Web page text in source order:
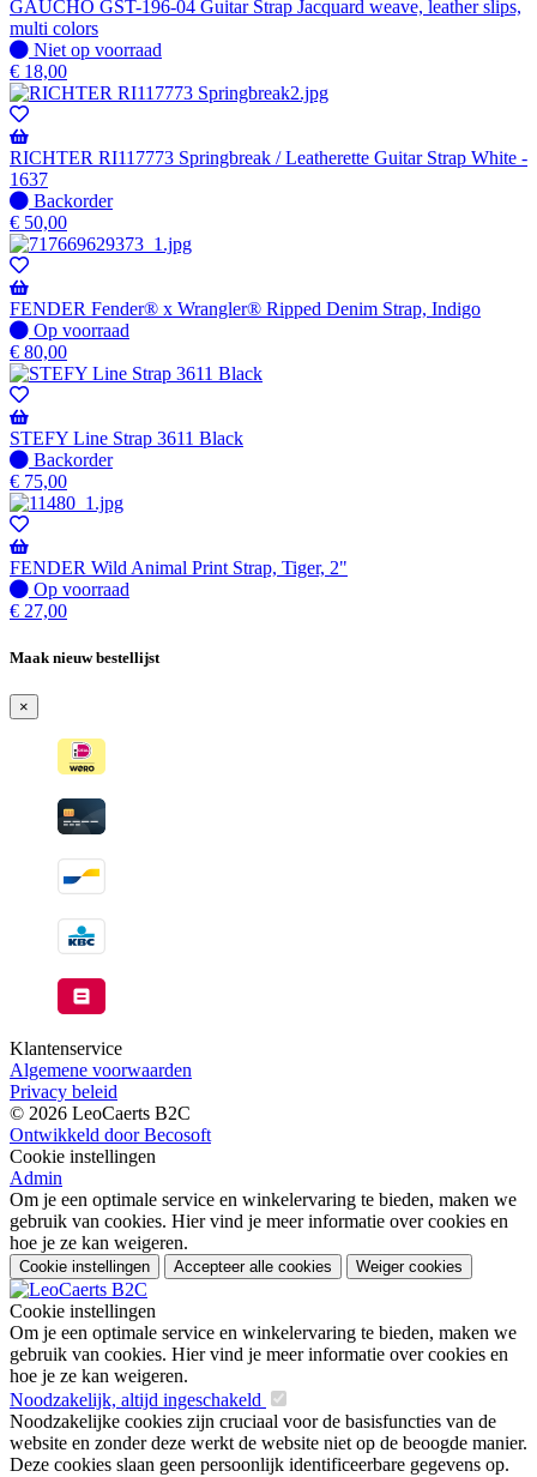
GAUCHO GST-196-04 Guitar Strap Jacquard weave, leather slips,
multi colors
Niet
op
voorraad
Niet op voorraad
€ 18,00
RICHTER RI117773 Springbreak / Leatherette Guitar Strap White -
1637
Niet
op
voorraad
-
Wordt
verzonden
wanneer
beschikbaar
Backorder
€ 50,00
FENDER Fender® x Wrangler® Ripped Denim Strap, Indigo
Op
voorraad
Op voorraad
€ 80,00
STEFY Line Strap 3611 Black
Niet
op
voorraad
-
Wordt
verzonden
wanneer
beschikbaar
Backorder
€ 75,00
FENDER Wild Animal Print Strap, Tiger, 2"
Op
voorraad
Op voorraad
€ 27,00
Maak nieuw bestellijst
×
Klantenservice
Algemene voorwaarden
Privacy beleid
© 2026 LeoCaerts B2C
Ontwikkeld door Becosoft
Cookie instellingen
Admin
Om je een optimale service en winkelervaring te bieden, maken we
gebruik van cookies. Hier vind je meer informatie over cookies en
hoe je ze kan weigeren.
Cookie instellingen Accepteer alle cookies Weiger cookies
Cookie instellingen
Om je een optimale service en winkelervaring te bieden, maken we
gebruik van cookies. Hier vind je meer informatie over cookies en
hoe je ze kan weigeren.
Noodzakelijk, altijd ingeschakeld
Noodzakelijke cookies zijn cruciaal voor de basisfuncties van de
website en zonder deze werkt de website niet op de beoogde manier.
Deze cookies slaan geen persoonlijk identificeerbare gegevens op.